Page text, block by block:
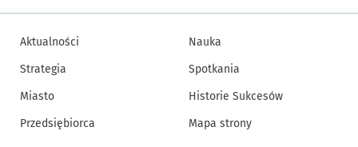
Aktualności
Strategia
Miasto
Przedsiębiorca
Nauka
Spotkania
Historie Sukcesów
Mapa strony